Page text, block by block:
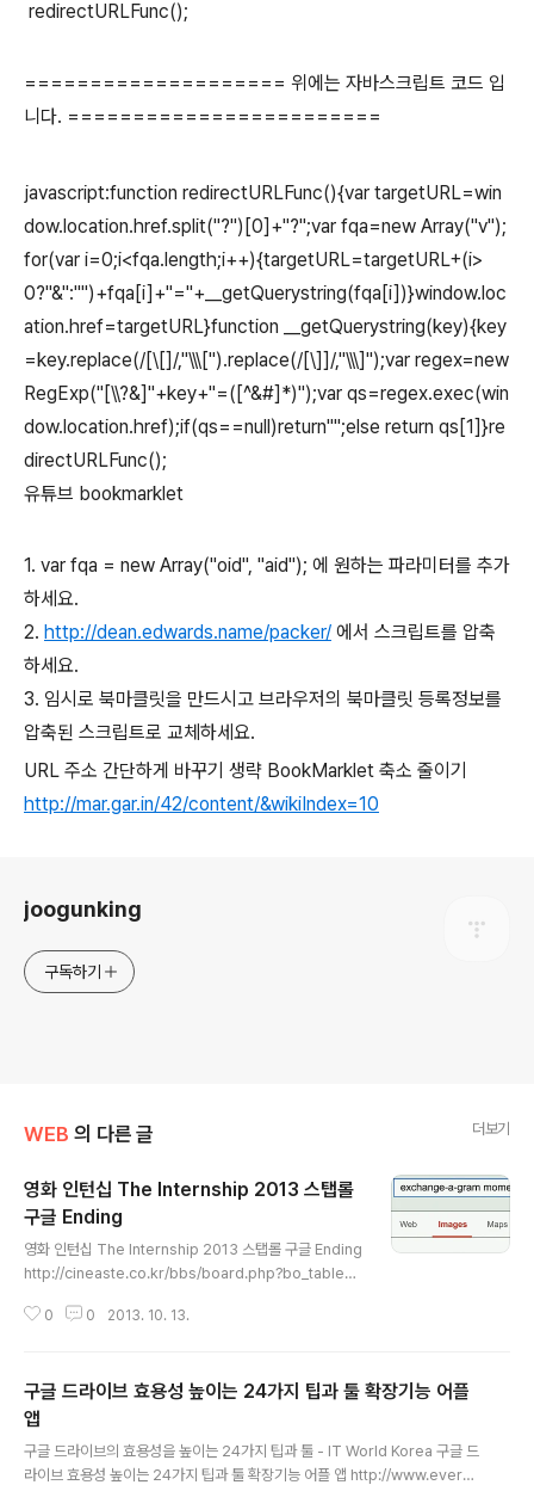
redirectURLFunc();
==================== 위에는 자바스크립트 코드 입
니다. ========================
javascript:function redirectURLFunc(){var targetURL=win
dow.location.href.split("?")[0]+"?";var fqa=new Array("v");
for(var i=0;i<fqa.length;i++){targetURL=targetURL+(i>
0?"&":"")+fqa[i]+"="+__getQuerystring(fqa[i])}window.loc
ation.href=targetURL}function __getQuerystring(key){key
=key.replace(/[\[]/,"\\\[").replace(/[\]]/,"\\\]");var regex=new
RegExp("[\\?&]"+key+"=([^&#]*)");var qs=regex.exec(win
dow.location.href);if(qs==null)return"";else return qs[1]}re
directURLFunc();
유튜브 bookmarklet
1. var fqa = new Array("oid", "aid"); 에 원하는 파라미터를 추가
하세요.
2. http://dean.edwards.name/packer/ 에서 스크립트를 압축
하세요.
3. 임시로 북마클릿을 만드시고 브라우저의 북마클릿 등록정보를
압축된 스크립트로 교체하세요.
URL 주소 간단하게 바꾸기 생략 BookMarklet 축소 줄이기
http://mar.gar.in/42/content/&wikiIndex=10
joogunking
구독하기
WEB 의 다른 글 더보기
영화 인턴십 The Internship 2013 스탭롤
구글 Ending
영화 인턴십 The Internship 2013 스탭롤 구글 Ending
http://cineaste.co.kr/bbs/board.php?bo_table=
m/subtitles/the-internship/korean/800167인턴십
ernship.2013.UNRATED.HDRiP.XViD-AQOS크기
922M 길이:2:05:15http://sharethefiles.com/foru
m/viewtopic.php?f=98&t=239821 인턴십.The.Int
ernship.2013.UNRATE..
0 0 2013. 10. 13.
구글 드라이브 효용성 높이는 24가지 팁과 툴 확장기능 어플
앱
구글 드라이브의 효용성을 높이는 24가지 팁과 툴 - IT World Korea 구글 드
라이브 효용성 높이는 24가지 팁과 툴 확장기능 어플 앱 http://www.everno